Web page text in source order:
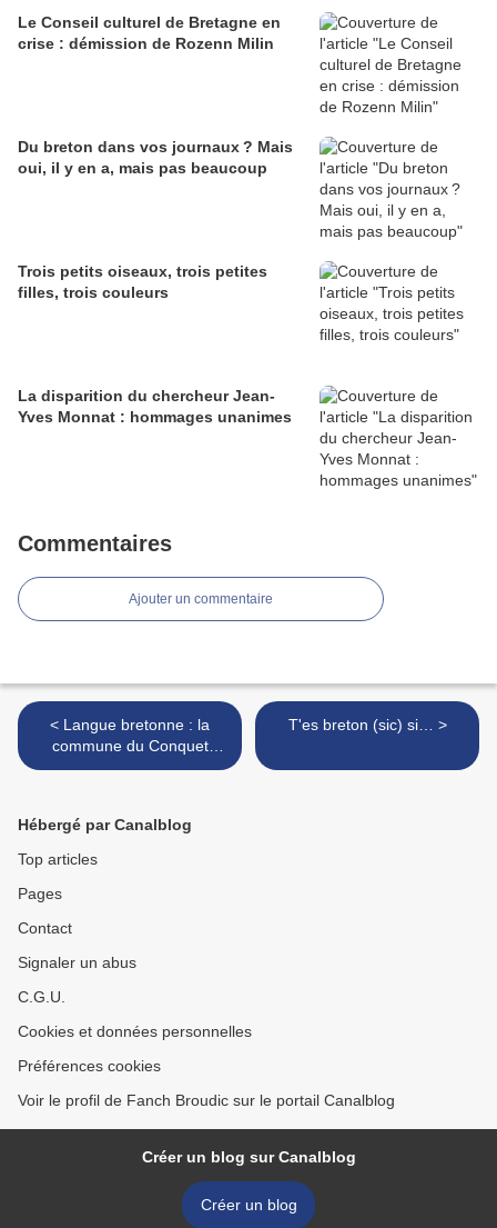
Le Conseil culturel de Bretagne en
crise : démission de Rozenn Milin
Du breton dans vos journaux ? Mais
oui, il y en a, mais pas beaucoup
Trois petits oiseaux, trois petites
filles, trois couleurs
La disparition du chercheur Jean-
Yves Monnat : hommages unanimes
Commentaires
Ajouter un commentaire
< Langue bretonne : la
commune du Conquet
s'investit
T'es breton (sic) si… >
Hébergé par Canalblog
Top articles
Pages
Contact
Signaler un abus
C.G.U.
Cookies et données personnelles
Préférences cookies
Voir le profil de Fanch Broudic sur le portail Canalblog
Créer un blog sur Canalblog
Créer un blog